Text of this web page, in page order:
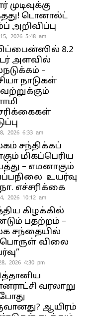
முடிவுக்கு
டொனால்ட்
அறிவிப்பு
2026 5:48 am
8.2
அளவில்
–
நாடுகள்
2026 6:33 am
சந்திக்கப்
மிகப்பெரிய
– எமனாகும்
உயர்வு
எச்சரிக்கை
2026 10:12 am
கிழக்கில்
பதற்றம் –
சந்தையில்
விலை
2026 4:30 pm
வரலாறு
ஆயிரம்